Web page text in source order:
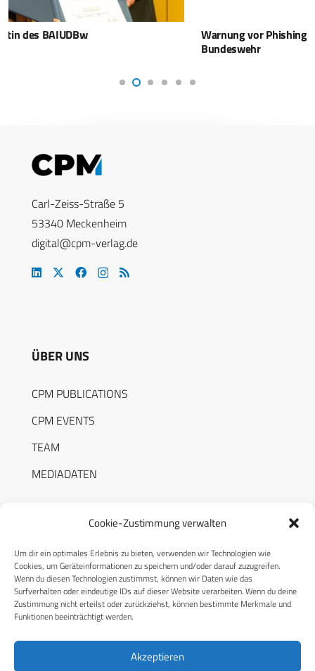
Cookie-Zustimmung verwalten
Um dir ein optimales Erlebnis zu bieten, verwenden wir Technologien wie
Cookies, um Geräteinformationen zu speichern und/oder darauf zuzugreifen.
Wenn du diesen Technologien zustimmst, können wir Daten wie das
Surfverhalten oder eindeutige IDs auf dieser Website verarbeiten. Wenn du deine
Zustimmung nicht erteilst oder zurückziehst, können bestimmte Merkmale und
Funktionen beeinträchtigt werden.
Akzeptieren
Warnung vor Phishing-Mails – angeblich im Namen der
Carl-Zeiss-Straße 5
53340 Meckenheim
digital@cpm-verlag.de
ÜBER UNS
CPM PUBLICATIONS
CPM EVENTS
TEAM
MEDIADATEN
RECHTLICHES
Datenschutzerklärung
Cookie-Richtlinie (EU)